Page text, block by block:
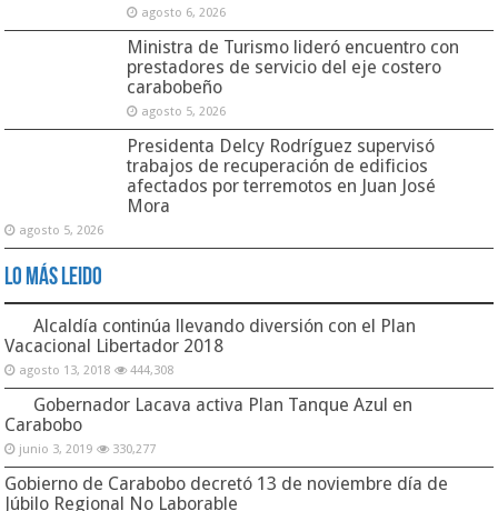
agosto 6, 2026
Ministra de Turismo lideró encuentro con
prestadores de servicio del eje costero
carabobeño
agosto 5, 2026
Presidenta Delcy Rodríguez supervisó
trabajos de recuperación de edificios
afectados por terremotos en Juan José
Mora
agosto 5, 2026
Lo Más Leido
Alcaldía continúa llevando diversión con el Plan
Vacacional Libertador 2018
agosto 13, 2018 444,308
Gobernador Lacava activa Plan Tanque Azul en
Carabobo
junio 3, 2019 330,277
Gobierno de Carabobo decretó 13 de noviembre día de
Júbilo Regional No Laborable